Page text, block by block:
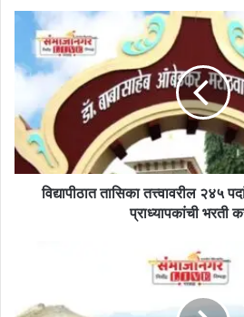
विद्यापीठात
तासिका
तत्त्वावरील
२४५
मान्यता,
४४
कंत्राटी
प्राध्यापकांची
विद्यापीठात तासिका तत्त्वावरील २४५
प्राध्यापकांची भरती
पडेगावमध्ये